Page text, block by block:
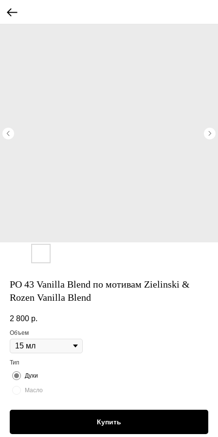
PO 43 Vanilla Blend по мотивам Zielinski &
Rozen Vanilla Blend
2 800 р.
Объем
Тип
Духи
Масло
Купить